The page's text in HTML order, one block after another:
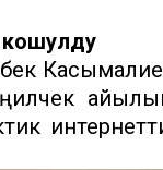
кошулду